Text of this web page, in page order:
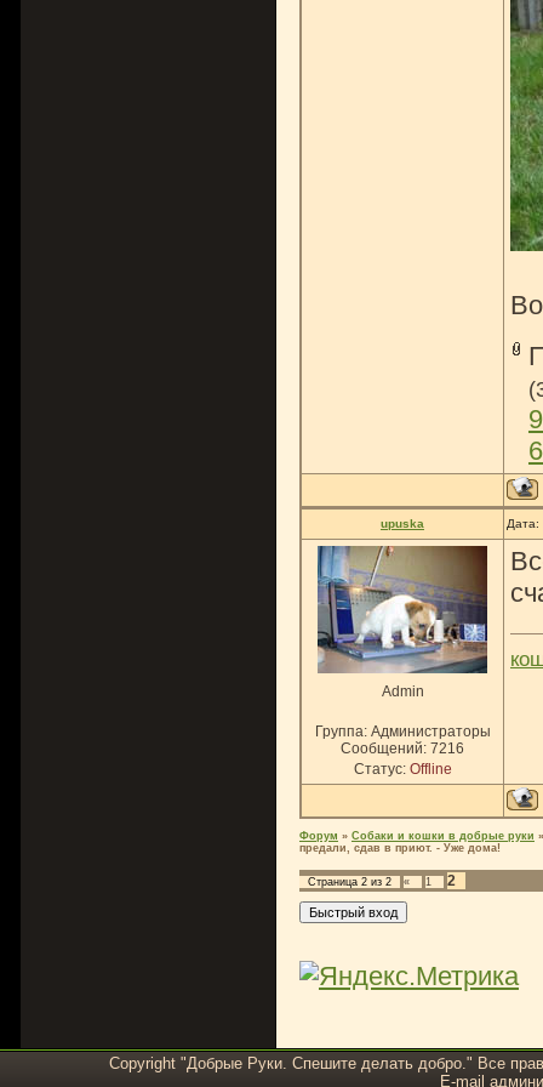
upuska
Admin
Группа: Администраторы
Сообщений: 7216
Статус: Offline
Форум » Собаки и кошки в добрые руки »
предали, сдав в приют. - Уже дома!
Страница 2 из 2 « 1 2
Copyright "Добрые Руки. Спешите делать добро." Все
E-mail